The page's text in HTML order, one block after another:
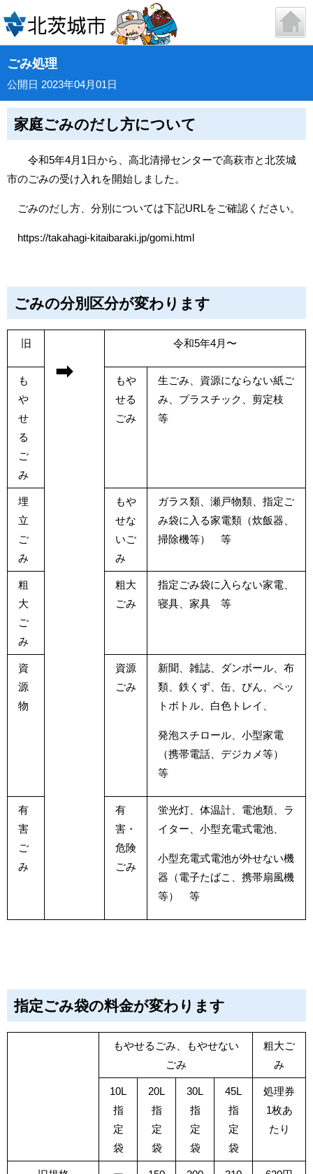
ごみ処理
公開日 2023年04月01日
家庭ごみのだし方について
令和5年4月1日から、高北清掃センターで高萩市と北茨城
市のごみの受け入れを開始しました。
ごみのだし方、分別については下記URLをご確認ください。
https://takahagi-kitaibaraki.jp/gomi.html
ごみの分別区分が変わります
旧
➡
令和5年4月〜
も
や
せ
る
ご
み
もや
せる
ごみ
生ごみ、資源にならない紙ご
み、プラスチック、剪定枝
等
埋
立
ご
み
もや
せな
いご
み
ガラス類、瀬戸物類、指定ご
み袋に入る家電類（炊飯器、
掃除機等） 等
粗
大
ご
み
粗大
ごみ
指定ごみ袋に入らない家電、
寝具、家具 等
資
源
物
資源
ごみ
新聞、雑誌、ダンボール、布
類、鉄くず、缶、びん、ペッ
トボトル、白色トレイ、
発泡スチロール、小型家電
（携帯電話、デジカメ等）
等
有
害
ご
み
有
害・
危険
ごみ
蛍光灯、体温計、電池類、ラ
イター、小型充電式電池、
小型充電式電池が外せない機
器（電子たばこ、携帯扇風機
等） 等
指定ごみ袋の料金が変わります
もやせるごみ、もやせない
ごみ
粗大ご
み
10L
指
定
袋
20L
指
定
袋
30L
指
定
袋
45L
指
定
袋
処理券
1枚あ
たり